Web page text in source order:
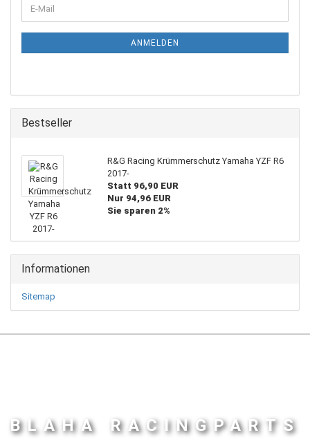
ZUR
NEWSLETTER-
E-
Mail
ANMELDEN
Bestseller
R&G Racing Krümmerschutz Yamaha YZF R6
2017-
Statt 96,90 EUR
Nur 94,96 EUR
Sie sparen 2%
Informationen
Sitemap
BLAHA RACINGPARTS